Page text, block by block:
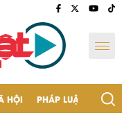
HỘI PHÁP LUẬT - BẠN